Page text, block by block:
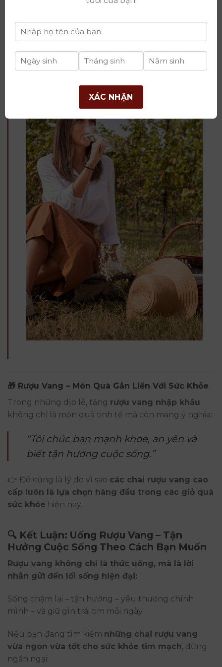
Việc “uống để khỏe” không còn là lời nói suông – mà
yêu bản thân.
🎁 Rượu Vang – Món Quà Gắn Liền Với Sức Khỏe
Trong những dịp lễ, tặng rượu vang nhập khẩu
không chỉ là món quà tinh tế mà còn mang ý nghĩa:
“Tôi chúc bạn mạnh khỏe, an yên và
biết tận hưởng cuộc sống.”
👉 Đó cũng là lý do vì sao các chai rượu vang cao
cấp luôn là lựa chọn hàng đầu trong các giỏ quà
sức khỏe hiện nay.
🔍 Kết Luận: Uống Rượu Vang – Tận
Hưởng Cuộc Sống Theo Cách Bạn Muốn
Rượu vang không chỉ là thức uống, mà là lời
nhắn gửi đến lối sống hiện đại:
Sống chậm lại – tận hưởng – yêu thương chính
mình – và giữ gìn trái tim mỗi ngày.
Nếu bạn đang tìm kiếm những chai rượu vang
vừa ngon vừa tốt cho sức khỏe tim mạch, đừng
ngần ngại:
XÁC NHẬN